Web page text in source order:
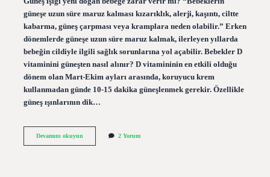
güneşe uzun süre maruz kalması kızarıklık, alerji, kaşıntı, ciltte
kabarma, güneş çarpması veya kramplara neden olabilir.” Erken
dönemlerde güneşe uzun süre maruz kalmak, ilerleyen yıllarda
bebeğin cildiyle ilgili sağlık sorunlarına yol açabilir. Bebekler D
vitaminini güneşten nasıl alınır? D vitamininin en etkili olduğu
dönem olan Mart-Ekim ayları arasında, koruyucu krem ​​
kullanmadan günde 10-15 dakika güneşlenmek gerekir. Özellikle
güneş ışınlarının dik…
Devamını okuyun4
2 Yorum